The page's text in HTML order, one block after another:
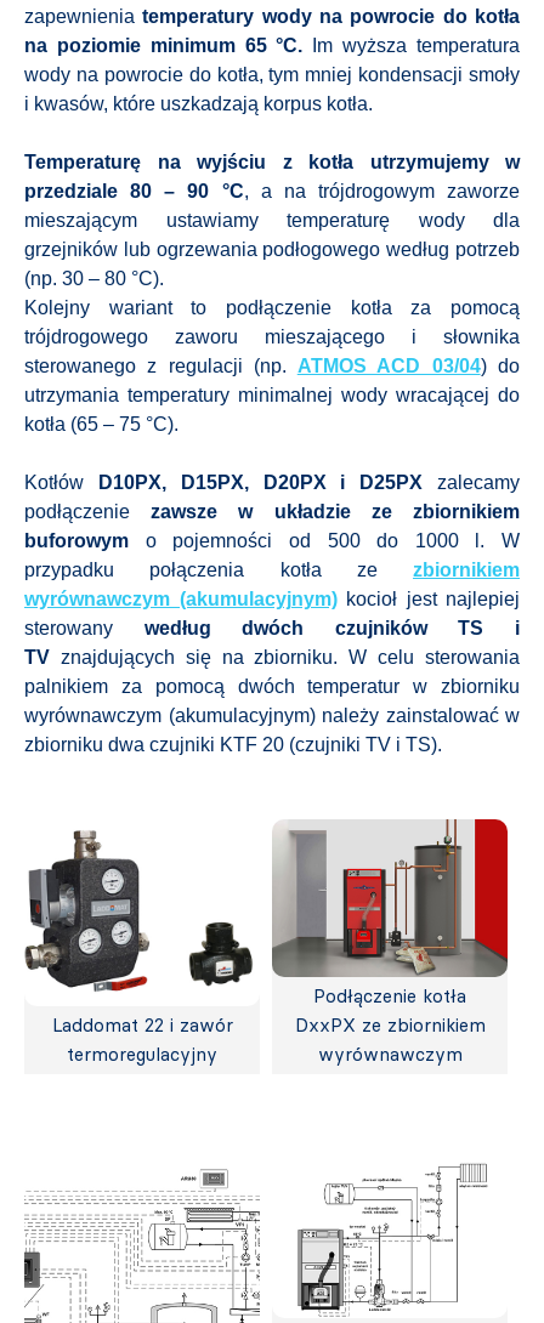
zapewnieniatemperatury wody na powrocie do kotła
na poziomie minimum 65 °C. Im wyższa temperatura
wody na powrocie do kotła, tym mniej kondensacji smoły
i kwasów, które uszkadzają korpus kotła.
Temperaturę na wyjściu z kotła utrzymujemy w
przedziale 80 – 90 °C, a na trójdrogowym zaworze
mieszającym ustawiamy temperaturę wody dla
grzejników lub ogrzewania podłogowego według potrzeb
(np. 30 – 80 °C).
Kolejny wariant to podłączenie kotła za pomocą
trójdrogowego zaworu mieszającego i słownika
sterowanego z regulacji (np.
ATMOS ACD 03/04) do
utrzymania temperatury minimalnej wody wracającej do
kotła (65 – 75 °C).
Kotłów D10PX, D15PX, D20PX i D25PX zalecamy
podłączeniezawsze w układzie ze zbiornikiem
buforowym o pojemności od 500 do 1000 l. W
przypadku połączenia kotła ze zbiornikiem
wyrównawczym (akumulacyjnym)kocioł jest najlepiej
sterowany według dwóch czujników TS i
TV znajdujących się na zbiorniku. W celu sterowania
palnikiem za pomocą dwóch temperatur w zbiorniku
wyrównawczym (akumulacyjnym) należy zainstalować w
zbiorniku dwa czujniki KTF 20 (czujniki TV i TS).
Laddomat 22 i zawór
termoregulacyjny
Podłączenie kotła
DxxPX ze zbiornikiem
wyrównawczym